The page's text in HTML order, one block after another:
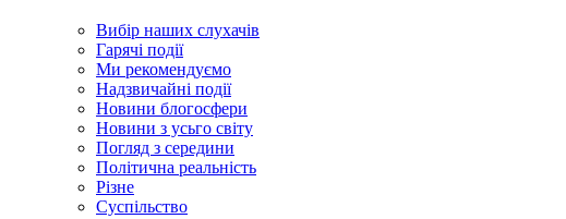
Вибір наших слухачів
Гарячі події
Ми рекомендуємо
Надзвичайні події
Новини блогосфери
Новини з усьго світу
Погляд з середини
Політична реальність
Різне
Суспільство